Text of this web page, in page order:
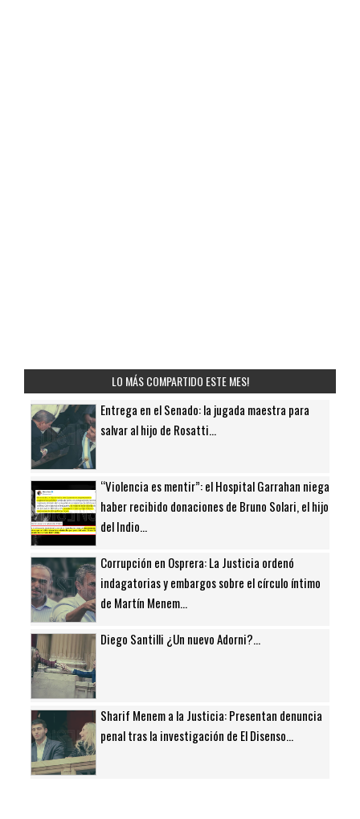
LO MÁS COMPARTIDO ESTE MES!
Entrega en el Senado: la jugada maestra para
salvar al hijo de Rosatti...
“Violencia es mentir”: el Hospital Garrahan niega
haber recibido donaciones de Bruno Solari, el hijo
del Indio...
Corrupción en Osprera: La Justicia ordenó
indagatorias y embargos sobre el círculo íntimo
de Martín Menem...
Diego Santilli ¿Un nuevo Adorni?...
Sharif Menem a la Justicia: Presentan denuncia
penal tras la investigación de El Disenso...